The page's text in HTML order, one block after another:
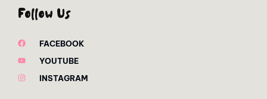
Follow Us
FACEBOOK
YOUTUBE
INSTAGRAM